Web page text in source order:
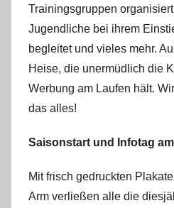
Trainingsgruppen
Jugendliche bei ihrem
begleitet und vieles mehr.
Heise, die unermüdlich die
Werbung am Laufen hält.
das alles!
Saisonstart und Infotag
Mit frisch gedruckten
Arm verließen alle die